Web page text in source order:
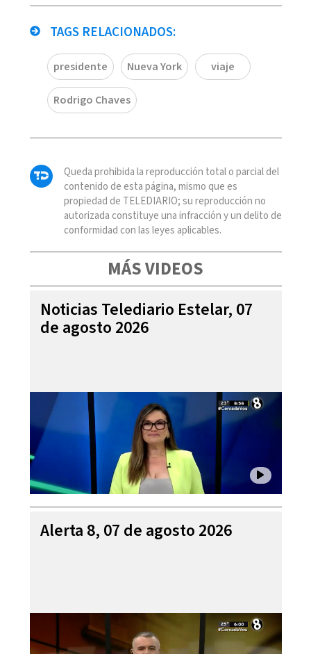
TAGS RELACIONADOS:
presidente Nueva York viaje
Rodrigo Chaves
Queda prohibida la reproducción total o parcial del
contenido de esta página, mismo que es
propiedad de TELEDIARIO; su reproducción no
autorizada constituye una infracción y un delito de
conformidad con las leyes aplicables.
MÁS VIDEOS
Noticias Telediario Estelar, 07
de agosto 2026
Alerta 8, 07 de agosto 2026